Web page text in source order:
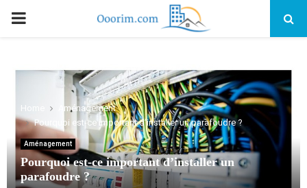
PRIMARY
Home
Aménagement
Pourquoi est-ce important d’installer un parafoudre ?
Aménagement
Pourquoi est-ce important d’installer un
parafoudre ?